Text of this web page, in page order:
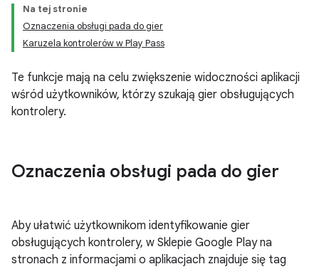
Na tej stronie
Oznaczenia obsługi pada do gier
Karuzela kontrolerów w Play Pass
Te funkcje mają na celu zwiększenie widoczności aplikacji
wśród użytkowników, którzy szukają gier obsługujących
kontrolery.
Oznaczenia obsługi pada do gier
Aby ułatwić użytkownikom identyfikowanie gier
obsługujących kontrolery, w Sklepie Google Play na
stronach z informacjami o aplikacjach znajduje się tag